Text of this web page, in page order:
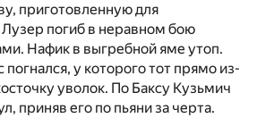
приготовленную для
погиб в неравном бою
Нафик в выгребной яме утоп.
погнался, у которого тот прямо из-
уволок. По Баксу Кузьмич
приняв его по пьяни за черта.